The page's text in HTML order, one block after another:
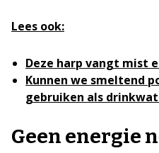
Lees ook:
Deze harp vangt mist
Kunnen we smeltend
gebruiken als
Geen energie